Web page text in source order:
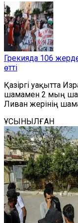
Грекияда 106
өтті
Қазіргі уақытта
шамамен 2 мың
Ливан жерінің
ҰСЫНЫЛҒАН